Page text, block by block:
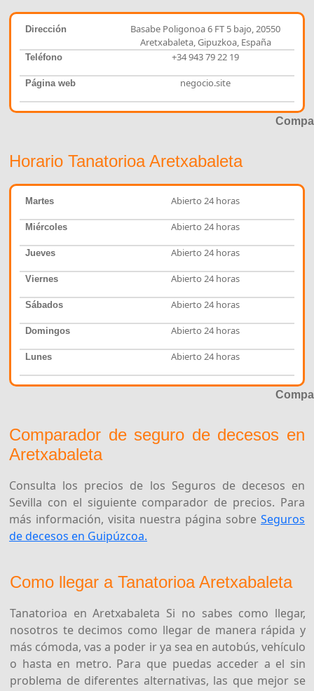
Dirección
Basabe Poligonoa 6 FT 5 bajo, 20550
Aretxabaleta, Gipuzkoa, España
Teléfono +34 943 79 22 19
Página web negocio.site
Horario Tanatorioa Aretxabaleta
Martes Abierto 24 horas
Miércoles Abierto 24 horas
Jueves Abierto 24 horas
Viernes Abierto 24 horas
Sábados Abierto 24 horas
Domingos Abierto 24 horas
Lunes Abierto 24 horas
Comparador de seguro de decesos en
Aretxabaleta
Consulta los precios de los Seguros de decesos en
Sevilla con el siguiente comparador de precios. Para
más información, visita nuestra página sobre Seguros
de decesos en Guipúzcoa.
Como llegar a Tanatorioa Aretxabaleta
Tanatorioa en Aretxabaleta Si no sabes como llegar,
nosotros te decimos como llegar de manera rápida y
más cómoda, vas a poder ir ya sea en autobús, vehículo
o hasta en metro. Para que puedas acceder a el sin
problema de diferentes alternativas, las que mejor se